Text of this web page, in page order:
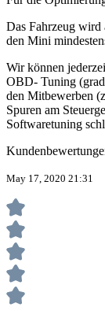
Das Fahrzeug wird
den Mini
Wir können
OBD- Tuning
den Mitbewerben
Spuren am
Softwaretuning
May 17, 2020 21:31